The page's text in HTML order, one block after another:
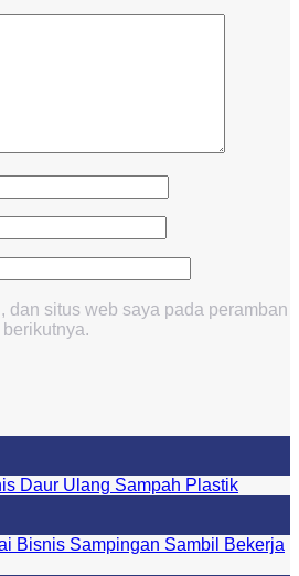
dan situs web saya pada peramban
Daur Ulang Sampah Plastik
Bisnis Sampingan Sambil Bekerja